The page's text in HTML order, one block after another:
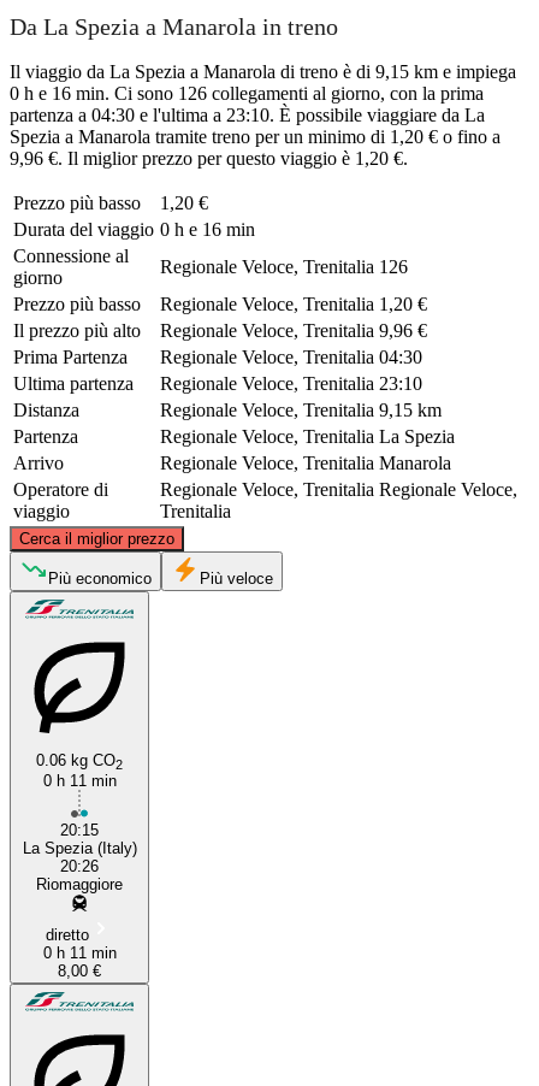
Da La Spezia a Manarola in treno
Il viaggio da La Spezia a Manarola di treno è di 9,15 km e impiega
0 h e 16 min. Ci sono 126 collegamenti al giorno, con la prima
partenza a 04:30 e l'ultima a 23:10. È possibile viaggiare da La
Spezia a Manarola tramite treno per un minimo di 1,20 € o fino a
9,96 €. Il miglior prezzo per questo viaggio è 1,20 €.
Prezzo più basso
1,20 €
Durata del viaggio 0 h e 16 min
Connessione al
giorno
Regionale Veloce, Trenitalia 126
Prezzo più basso
Regionale Veloce, Trenitalia 1,20 €
Il prezzo più alto
Regionale Veloce, Trenitalia 9,96 €
Prima Partenza
Regionale Veloce, Trenitalia 04:30
Ultima partenza
Regionale Veloce, Trenitalia 23:10
Distanza
Regionale Veloce, Trenitalia 9,15 km
Partenza
Regionale Veloce, Trenitalia La Spezia
Arrivo
Regionale Veloce, Trenitalia Manarola
Operatore di
viaggio
Regionale Veloce, Trenitalia Regionale Veloce,
Trenitalia
Cerca il miglior prezzo
Manarola
Più economico Più veloce
0.06 kg CO2
0 h 11 min
20:15
La Spezia (Italy)
20:26
Riomaggiore
diretto
0 h 11 min
8,00 €